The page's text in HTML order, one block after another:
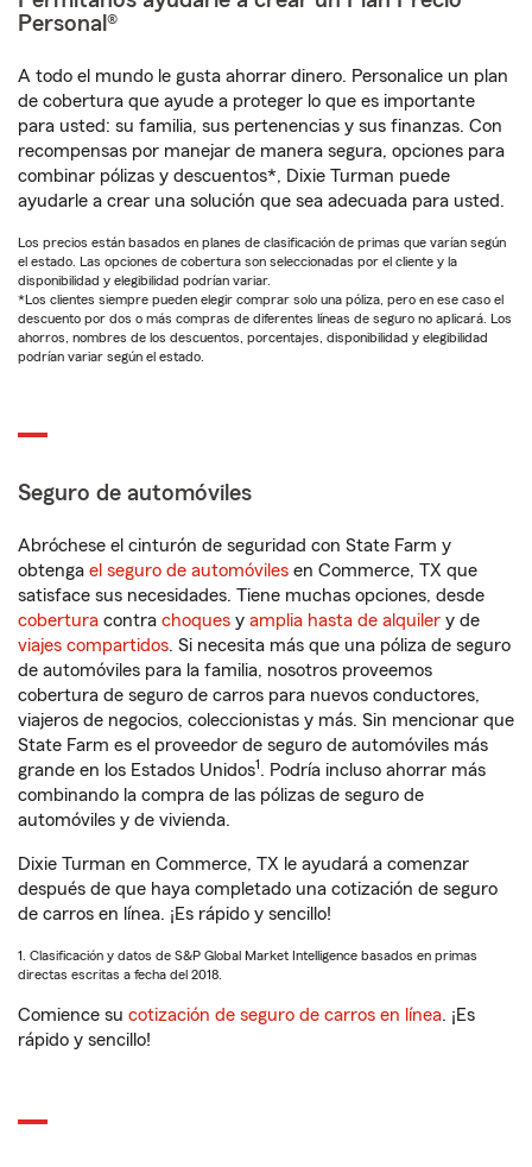
Personal®
A todo el mundo le gusta ahorrar dinero. Personalice un plan
de cobertura que ayude a proteger lo que es importante
para usted: su familia, sus pertenencias y sus finanzas. Con
recompensas por manejar de manera segura, opciones para
combinar pólizas y descuentos*, Dixie Turman puede
ayudarle a crear una solución que sea adecuada para usted.
Los precios están basados en planes de clasificación de primas que varían según
el estado. Las opciones de cobertura son seleccionadas por el cliente y la
disponibilidad y elegibilidad podrían variar.
*Los clientes siempre pueden elegir comprar solo una póliza, pero en ese caso el
descuento por dos o más compras de diferentes líneas de seguro no aplicará. Los
ahorros, nombres de los descuentos, porcentajes, disponibilidad y elegibilidad
podrían variar según el estado.
Seguro de automóviles
Abróchese el cinturón de seguridad con State Farm y
obtenga el seguro de automóviles en Commerce, TX que
satisface sus necesidades. Tiene muchas opciones, desde
cobertura contra choques y amplia hasta de alquiler y de
viajes compartidos. Si necesita más que una póliza de seguro
de automóviles para la familia, nosotros proveemos
cobertura de seguro de carros para nuevos conductores,
viajeros de negocios, coleccionistas y más. Sin mencionar que
State Farm es el proveedor de seguro de automóviles más
grande en los Estados Unidos1. Podría incluso ahorrar más
combinando la compra de las pólizas de seguro de
automóviles y de vivienda.
Dixie Turman en Commerce, TX le ayudará a comenzar
después de que haya completado una cotización de seguro
de carros en línea. ¡Es rápido y sencillo!
1. Clasificación y datos de S&P Global Market Intelligence basados en primas
directas escritas a fecha del 2018.
Comience su cotización de seguro de carros en línea. ¡Es
rápido y sencillo!